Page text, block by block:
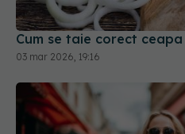
Cum se taie corect
03 mar 2026, 19:16